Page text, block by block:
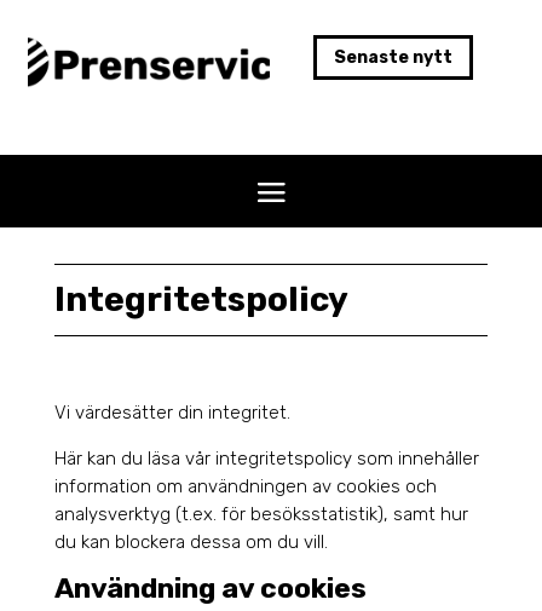
Senaste nytt
Integritetspolicy
Vi värdesätter din integritet.
Här kan du läsa vår integritetspolicy som innehåller
information om användningen av cookies och
analysverktyg (t.ex. för besöksstatistik), samt hur
du kan blockera dessa om du vill.
Användning av cookies